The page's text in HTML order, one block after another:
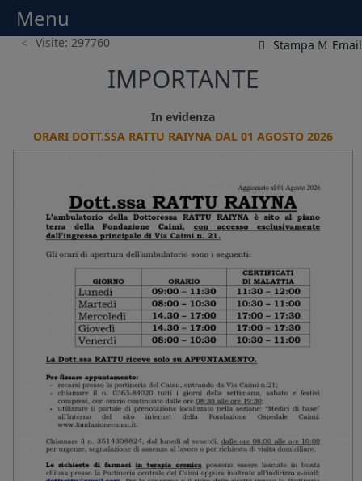
Stampa Email
Visite: 297760
IMPORTANTE
In evidenza
APERTURA AMBULATORI MESE DI AGOSTO 2026
Menu
Menu